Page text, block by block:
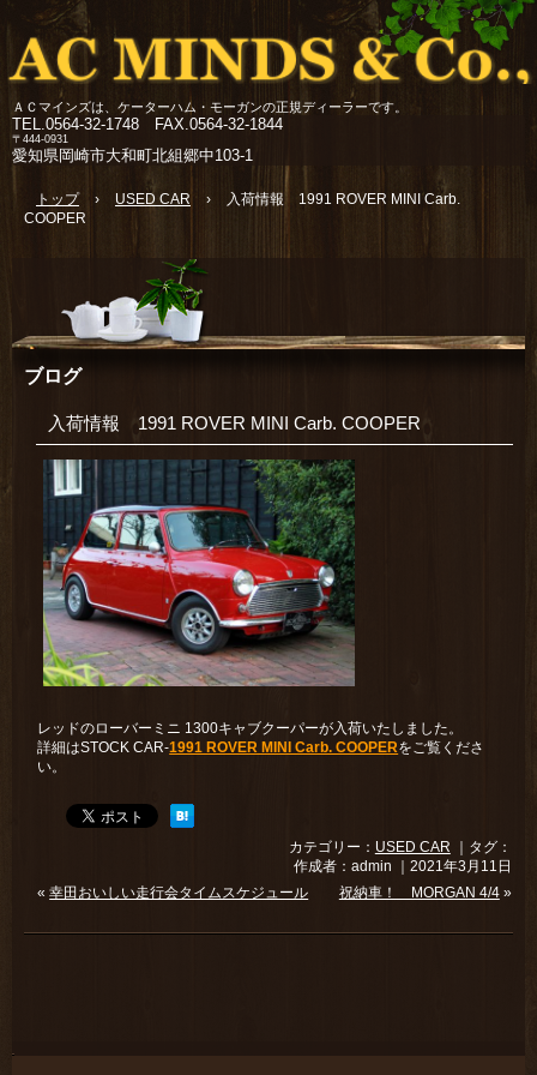
ＡＣマインズは、ケーターハム・モーガンの正規ディーラーです。
TEL.0564-32-1748 FAX.0564-32-1844
〒444-0931
愛知県岡崎市大和町北組郷中103-1
トップ › USED CAR ›
入荷情報 1991 ROVER MINI Carb.
COOPER
ブログ
入荷情報 1991 ROVER MINI Carb. COOPER
レッドのローバーミニ 1300キャブクーパーが入荷いたしました。
詳細はSTOCK CAR-1991 ROVER MINI Carb. COOPERをご覧くださ
い。
カテゴリー： USED CAR ｜タグ：
作成者：admin ｜2021年3月11日
«幸田おいしい走行会タイムスケジュール 祝納車！ MORGAN 4/4»